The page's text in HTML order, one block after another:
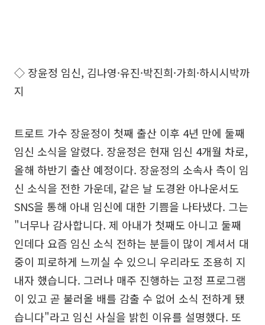
◇ 장윤정 임신, 김나영·유진·박진희·가희·하시시박까
지
트로트 가수 장윤정이 첫째 출산 이후 4년 만에 둘째
임신 소식을 알렸다. 장윤정은 현재 임신 4개월 차로,
올해 하반기 출산 예정이다. 장윤정의 소속사 측이 임
신 소식을 전한 가운데, 같은 날 도경완 아나운서도
SNS을 통해 아내 임신에 대한 기쁨을 나타냈다. 그는
"너무나 감사합니다. 제 아내가 첫째도 아니고 둘째
인데다 요즘 임신 소식 전하는 분들이 많이 계셔서 대
중이 피로하게 느끼실 수 있으니 우리라도 조용히 지
내자 했습니다. 그러나 매주 진행하는 고정 프로그램
이 있고 곧 불러올 배를 감출 수 없어 소식 전하게 됐
습니다"라고 임신 사실을 밝힌 이유를 설명했다. 또